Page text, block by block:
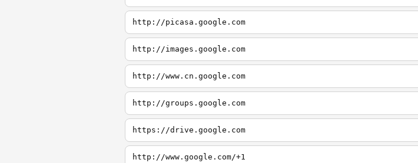
http://picasa.google.com
http://images.google.com
http://www.cn.google.com
http://groups.google.com
https://drive.google.com
http://www.google.com/+1